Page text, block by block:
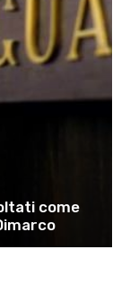
come